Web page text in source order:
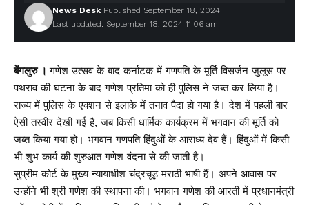
Last updated: September 18, 2024 11:06 am
News Desk Published September 18, 2024
बेंगलुरु ।गणेश उत्सव के बाद कर्नाटक में गणपति के मूर्ति विसर्जन जुलूस पर
पथराव की घटना के बाद गणेश प्रतिमा को ही पुलिस ने जब्त कर लिया है।
राज्य में पुलिस के एक्शन से इलाके में तनाव पैदा हो गया है। देश में पहली बार
ऐसी तस्वीर देखी गई है, जब किसी धार्मिक कार्यक्रम में भगवान की मूर्ति को
जब्त किया गया हो। भगवान गणपति हिंदुओं के आराध्य देव हैं। हिंदुओं में किसी
भी शुभ कार्य की शुरुआत गणेश वंदना से की जाती है।
सुप्रीम कोर्ट के मुख्य न्यायाधीश चंद्रचूड़ मराठी भाषी हैं। अपने आवास पर
उन्होंने भी श्री गणेश की स्थापना की। भगवान गणेश की आरती में प्रधानमंत्री